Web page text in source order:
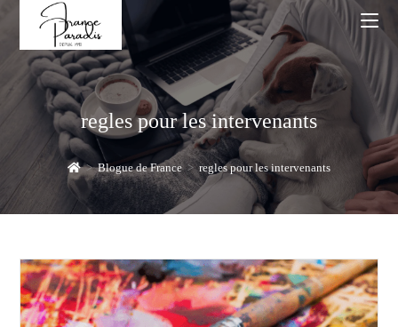
content
regles pour les intervenants
> Blogue de France > regles pour les intervenants